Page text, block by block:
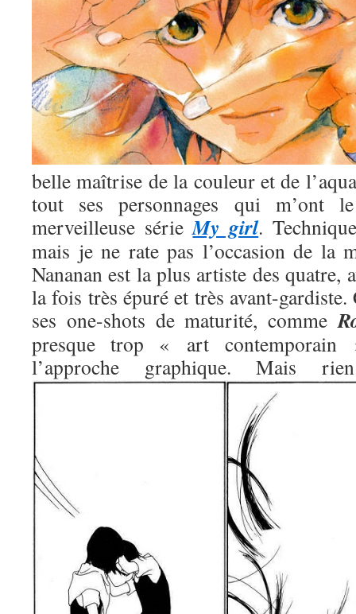
belle maîtrise de la couleur et de
tout ses personnages qui m’ont
merveilleuse sérieMy girl.
mais je ne rate pas l’occasion de la
Nananan est la plus artiste des quatre,
la fois très épuré et très avant-
ses one-shots de maturité, comme
presque trop « art contemporain
l’approche graphique. Mais